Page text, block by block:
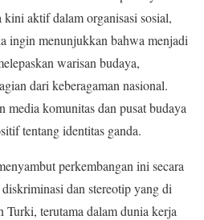
aktif dalam organisasi sosial,
ingin menunjukkan bahwa menjadi
warisan budaya,
dari keberagaman nasional.
media komunitas dan pusat budaya
tentang identitas ganda.
perkembangan ini secara
dan stereotip yang di
Turki, terutama dalam dunia kerja